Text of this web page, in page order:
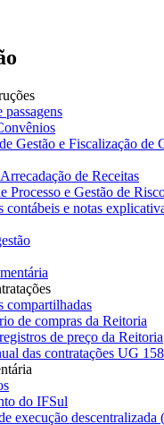
passagens
Gestão e Fiscalização de
de Receitas
Processo e Gestão de
contábeis e notas
compartilhadas
de compras da Reitoria
de preço da Reitoria
das contratações UG
do IFSul
execução